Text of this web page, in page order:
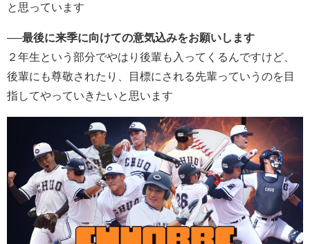
と思っています
──最後に来季に向けての意気込みをお願いします
２年生という部分でやはり後輩も入ってくるんですけど、
後輩にも尊敬されたり、目標にされる先輩っていうのを目
指してやっていきたいと思います